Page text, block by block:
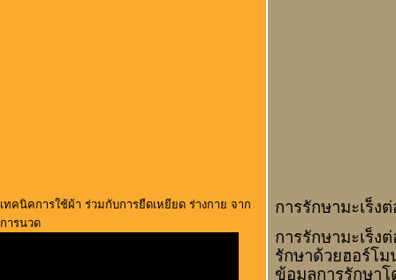
เทคนิคการใช้ผ้า ร่วมกับการยืดเหยียด ร่างกาย จาก
การนวด
การรักษามะเร็ง
การรักษามะเร็ง
รักษาด้วยฮอร์โ
ข้อมูลการรักษาโ